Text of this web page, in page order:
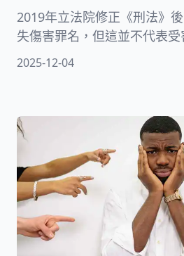
2019年立法院修正《刑法》
失傷害罪名，但這並不代表
律修正的目的是基於刑罰平等
夠有效保護自身權益。
2025-12-04